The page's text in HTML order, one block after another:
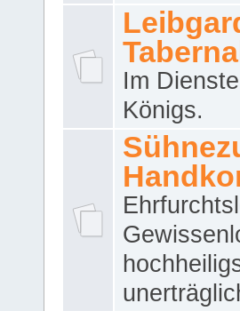
Im
Königs.